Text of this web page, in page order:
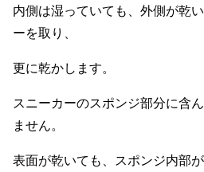
内側は湿っていても、外側が乾
ーを取り、
更に乾かします。
スニーカーのスポンジ部分に含
ません。
表面が乾いても、スポンジ内部